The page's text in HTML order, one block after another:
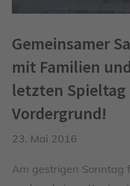
Gemeinsamer
mit Familien
letzten Spieltag
Vordergrund!
23. Mai 2016
Am gestrigen Sonntag